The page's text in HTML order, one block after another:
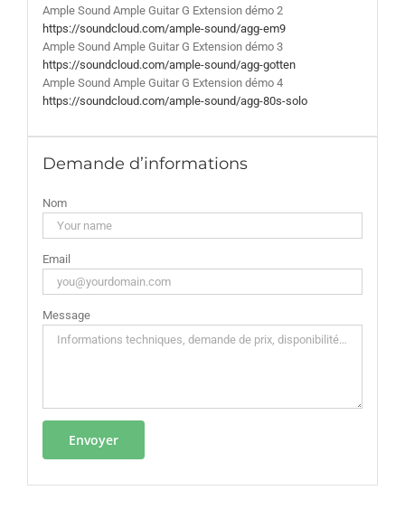
Ample Sound Ample Guitar G Extension démo 2
https://soundcloud.com/ample-sound/agg-em9
Ample Sound Ample Guitar G Extension démo 3
https://soundcloud.com/ample-sound/agg-gotten
Ample Sound Ample Guitar G Extension démo 4
https://soundcloud.com/ample-sound/agg-80s-solo
Demande d’informations
Nom
Email
Message